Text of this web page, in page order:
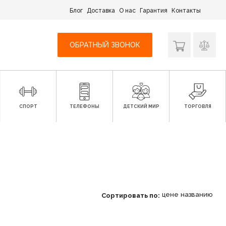
Блог Доставка О нас Гарантия Контакты
ОБРАТНЫЙ ЗВОНОК
СПОРТ ТЕЛЕФОНЫ ДЕТСКИЙ МИР ТОРГОВЛЯ
Сортировать по: цене названию